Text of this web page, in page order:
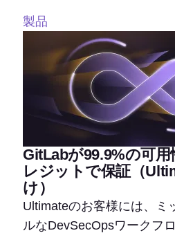
製品
GitLabが99.9%の可
レジットで保証（
け）
Ultimateのお客様には、ミ
ルなDevSecOpsワークフ